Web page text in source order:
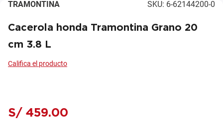
TRAMONTINA SKU: 6-62144200-0
Cacerola honda Tramontina Grano 20
cm 3.8 L
S/ 459.00
4. apple